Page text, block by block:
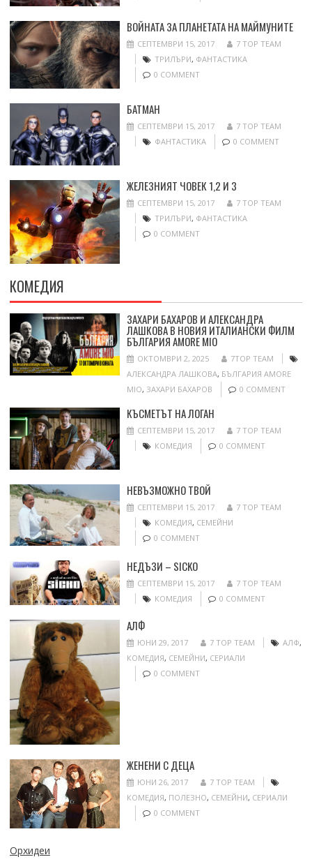
ВОЙНАТА ЗА ПЛАНЕТАТА НА МАЙМУНИТЕ
СЕПТЕМВРИ 15, 2017
7 TOP TEAM
ТРИЛЪРИ, ФАНТАСТИКА
0 COMMENT
БАТМАН
СЕПТЕМВРИ 15, 2017
7 TOP TEAM
ФАНТАСТИКА
0 COMMENT
ЖЕЛЕЗНИЯТ ЧОВЕК 1,2 И 3
СЕПТЕМВРИ 15, 2017
7 TOP TEAM
ТРИЛЪРИ, ФАНТАСТИКА
0 COMMENT
КОМЕДИЯ
ЗАХАРИ БАХАРОВ И АЛЕКСАНДРА
ЛАШКОВА В НОВИЯ ИТАЛИАНСКИ ФИЛМ
БЪЛГАРИЯ AMORE MIO
ОКТОМВРИ 2, 2025
7TOP TEAM
АЛЕКСАНДРА ЛАШКОВА, БЪЛГАРИЯ AMORE
MIO, ЗАХАРИ БАХАРОВ 0 COMMENT
КЪСМЕТЪТ НА ЛОГАН
СЕПТЕМВРИ 15, 2017
7 TOP TEAM
КОМЕДИЯ
0 COMMENT
НЕВЪЗМОЖНО ТВОЙ
СЕПТЕМВРИ 15, 2017
7 TOP TEAM
КОМЕДИЯ, СЕМЕЙНИ
0 COMMENT
НЕДЪЗИ – SICKO
СЕПТЕМВРИ 15, 2017
7 TOP TEAM
КОМЕДИЯ
0 COMMENT
АЛФ
ЮНИ 29, 2017 7 TOP TEAM АЛФ,
КОМЕДИЯ, СЕМЕЙНИ, СЕРИАЛИ
0 COMMENT
ЖЕНЕНИ С ДЕЦА
ЮНИ 26, 2017
7 TOP TEAM
КОМЕДИЯ, ПОЛЕЗНО, СЕМЕЙНИ, СЕРИАЛИ
0 COMMENT
Орхидеи